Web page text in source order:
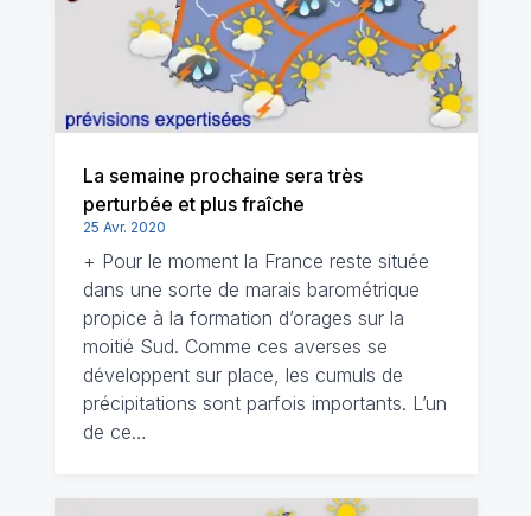
La semaine prochaine sera très
perturbée et plus fraîche
25 Avr. 2020
+ Pour le moment la France reste située
dans une sorte de marais barométrique
propice à la formation d’orages sur la
moitié Sud. Comme ces averses se
développent sur place, les cumuls de
précipitations sont parfois importants. L’un
de ce…